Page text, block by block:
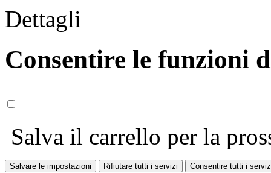
Dettagli
Consentire le funzioni
Salva il carrello per la
Salvare le impostazioni Rifiutare tutti i servizi Consentire tutti i